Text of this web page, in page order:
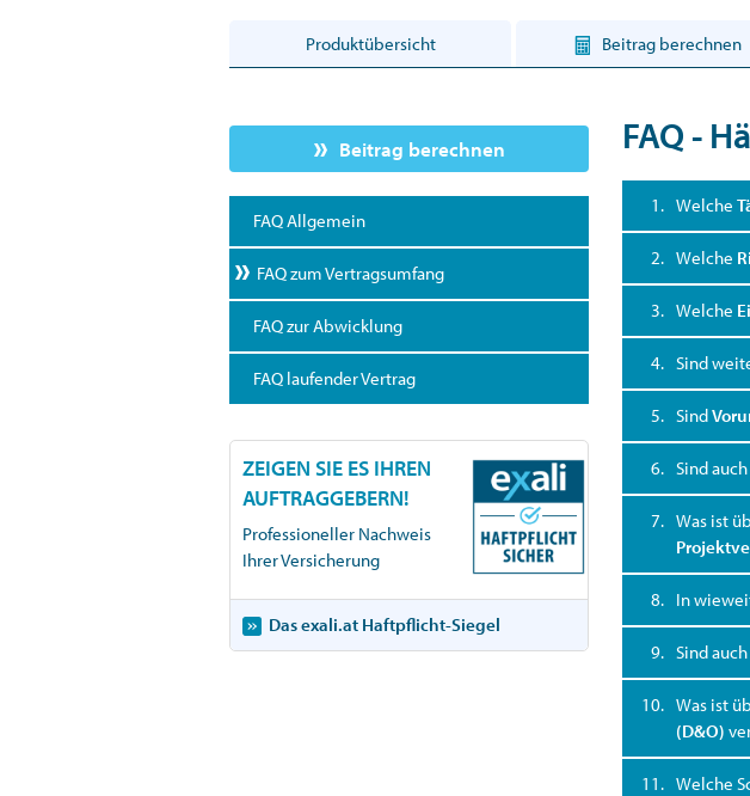
Produktübersicht Beitrag berechnen
Beitrag berechnen
FAQ Allgemein
FAQ zum Vertragsumfang
FAQ zur Abwicklung
FAQ laufender Vertrag
ZEIGEN SIE ES IHREN
AUFTRAGGEBERN!
Professioneller Nachweis
Ihrer Versicherung
Das exali.at Haftpflicht-Siegel
FAQ -
1. Welche
2. Welche
3. Welche
4. Sind
5. Sind
6. Sind auch
7. Was ist
8. In
9. Sind auch
10. Was ist
(D&O)
11. Welche